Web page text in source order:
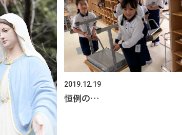
2019.12.19
恒例の…